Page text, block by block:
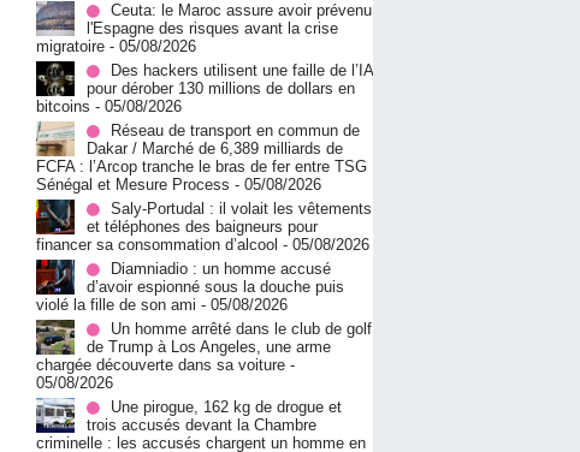
Ceuta: le Maroc assure avoir prévenu
l'Espagne des risques avant la crise
migratoire - 05/08/2026
Des hackers utilisent une faille de l’IA
pour dérober 130 millions de dollars en
bitcoins - 05/08/2026
Réseau de transport en commun de
Dakar / Marché de 6,389 milliards de
FCFA : l’Arcop tranche le bras de fer entre TSG
Sénégal et Mesure Process - 05/08/2026
Saly-Portudal : il volait les vêtements
et téléphones des baigneurs pour
financer sa consommation d’alcool - 05/08/2026
Diamniadio : un homme accusé
d’avoir espionné sous la douche puis
violé la fille de son ami - 05/08/2026
Un homme arrêté dans le club de golf
de Trump à Los Angeles, une arme
chargée découverte dans sa voiture -
05/08/2026
Une pirogue, 162 kg de drogue et
trois accusés devant la Chambre
criminelle : les accusés chargent un homme en